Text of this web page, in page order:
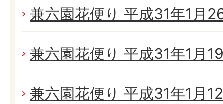
兼六園花便り 平成31年1月
兼六園花便り 平成31年1月
兼六園花便り 平成31年1月